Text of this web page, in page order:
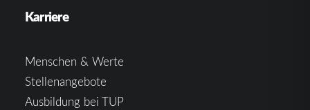
Karriere
Menschen & Werte
Stellenangebote
Ausbildung bei TUP